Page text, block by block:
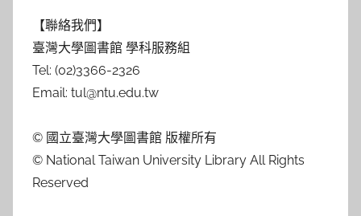
【聯絡我們】
臺灣大學圖書館 學科服務組
Tel: (02)3366-2326
Email: tul@ntu.edu.tw
© 國立臺灣大學圖書館 版權所有
© National Taiwan University Library All Rights
Reserved